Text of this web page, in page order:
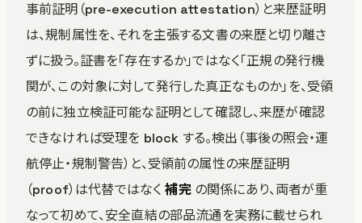
事前証明（pre-execution attestation）と来歴証明
は、規制属性を、それを主張する文書の来歴と切り離さ
ずに扱う。証書を「存在するか」ではなく「正規の発行機
関が、この対象に対して発行した真正なものか」を、受領
の前に独立検証可能な証明として確認し、来歴が確認
できなければ受理を block する。検出（事後の照会・運
航停止・規制警告）と、受領前の属性の来歴証明
（proof）は代替ではなく補完の関係にあり、両者が重
なって初めて、安全直結の部品流通を実務に載せられ